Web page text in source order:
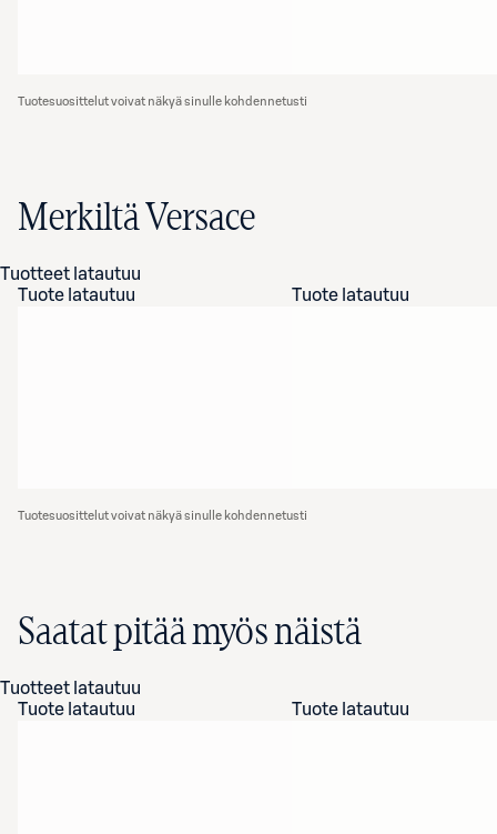
Tuotesuosittelut voivat näkyä sinulle kohdennetusti
Merkiltä Versace
Tuotteet latautuu
Tuote latautuu
Tuote latautuu
Tuotesuosittelut voivat näkyä sinulle kohdennetusti
Saatat pitää myös näistä
Tuotteet latautuu
Tuote latautuu
Tuote latautuu